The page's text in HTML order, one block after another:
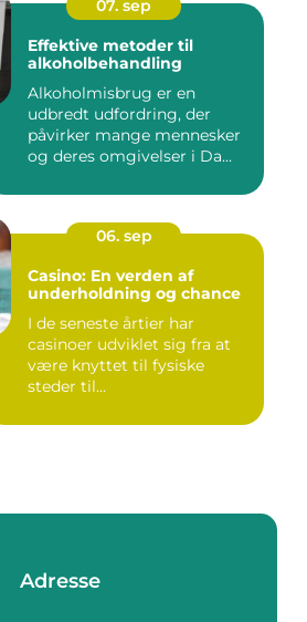
07. sep
Effektive metoder til
alkoholbehandling
Alkoholmisbrug er en
udbredt udfordring, der
påvirker mange mennesker
og deres omgivelser i Da...
06. sep
Casino: En verden af
underholdning og chance
I de seneste årtier har
casinoer udviklet sig fra at
være knyttet til fysiske
steder til...
Adresse